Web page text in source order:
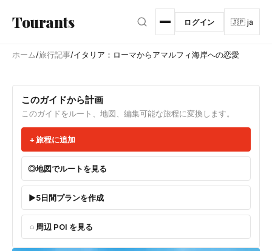
Tourants ログイン 🇯🇵 ja
ホーム/旅行記事/イタリア：ローマからアマルフィ海岸への恋愛
このガイドから計画
このガイドをルート、地図、編集可能な旅程に変換します。
旅程に追加
地図でルートを見る
5日間プランを作成
周辺 POI を見る